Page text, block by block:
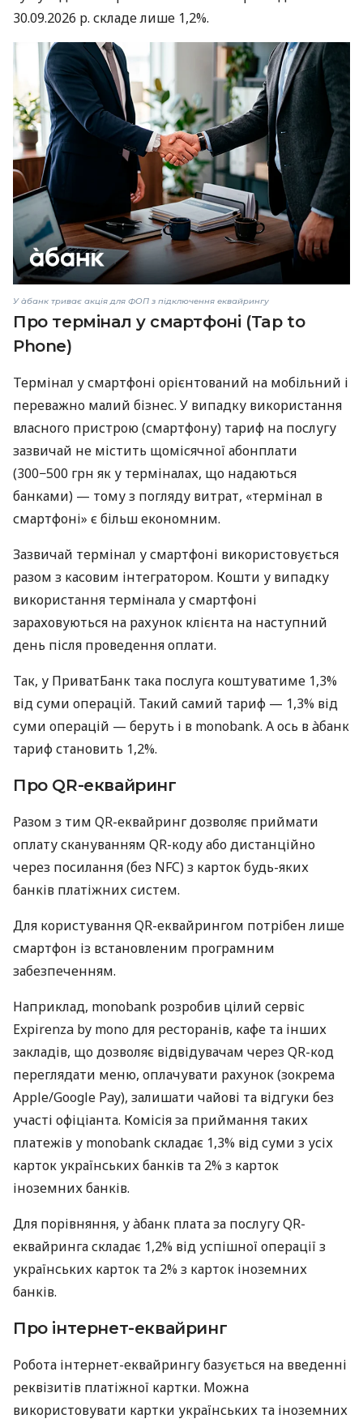
30.09.2026 р. складе лише 1,2%.
У àбанк триває акція для ФОП з підключення еквайрингу
Про термінал у смартфоні (Tap to
Phone)
Термінал у смартфоні орієнтований на мобільний і
переважно малий бізнес. У випадку використання
власного пристрою (смартфону) тариф на послугу
зазвичай не містить щомісячної абонплати
(300−500 грн як у терміналах, що надаються
банками) — тому з погляду витрат, «термінал в
смартфоні» є більш економним.
Зазвичай термінал у смартфоні використовується
разом з касовим інтегратором. Кошти у випадку
використання термінала у смартфоні
зараховуються на рахунок клієнта на наступний
день після проведення оплати.
Так, у ПриватБанк така послуга коштуватиме 1,3%
від суми операцій. Такий самий тариф — 1,3% від
суми операцій — беруть і в monobank. А ось в àбанк
тариф становить 1,2%.
Про QR-еквайринг
Разом з тим QR-еквайринг дозволяє приймати
оплату скануванням QR-коду або дистанційно
через посилання (без NFC) з карток будь-яких
банків платіжних систем.
Для користування QR-еквайрингом потрібен лише
смартфон із встановленим програмним
забезпеченням.
Наприклад, monobank розробив цілий сервіс
Expirenza by mono для ресторанів, кафе та інших
закладів, що дозволяє відвідувачам через QR-код
переглядати меню, оплачувати рахунок (зокрема
Apple/Google Pay), залишати чайові та відгуки без
участі офіціанта. Комісія за приймання таких
платежів у monobank складає 1,3% від суми з усіх
карток українських банків та 2% з карток
іноземних банків.
Для порівняння, у àбанк плата за послугу QR-
еквайринга складає 1,2% від успішної операції з
українських карток та 2% з карток іноземних
банків.
Про інтернет-еквайринг
Робота інтернет-еквайрингу базується на введенні
реквізитів платіжної картки. Можна
використовувати картки українських та іноземних